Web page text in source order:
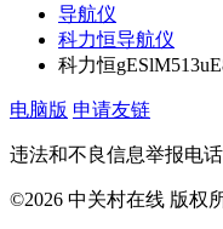
导航仪
科力恒导航仪
科力恒
电脑版 申请友链
违法和不良信息举报电话
©2026 中关村在线 版权